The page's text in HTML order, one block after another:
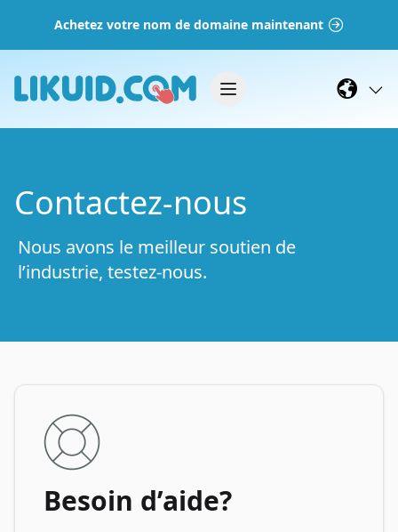
Achetez votre nom de domaine maintenant
Contactez-nous
Nous avons le meilleur soutien de
l’industrie, testez-nous.
Besoin d’aide?